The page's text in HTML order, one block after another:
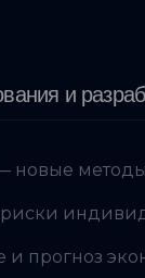
и
новые
риски
и прогноз